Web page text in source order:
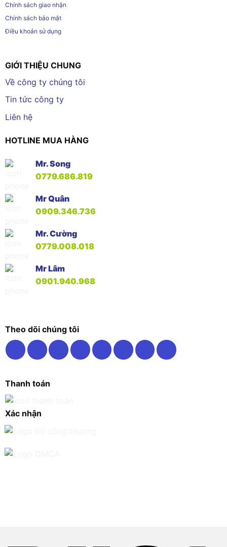
Chính sách giao nhận
Chính sách bảo mật
Điều khoản sử dụng
GIỚI THIỆU CHUNG
Về công ty chúng tôi
Tin tức công ty
Liên hệ
HOTLINE MUA HÀNG
Mr. Song
0779.686.819
Mr Quân
0909.346.736
Mr. Cường
0779.008.018
Mr Lâm
0901.940.968
Theo dõi chúng tôi
Thanh toán
Xác nhận